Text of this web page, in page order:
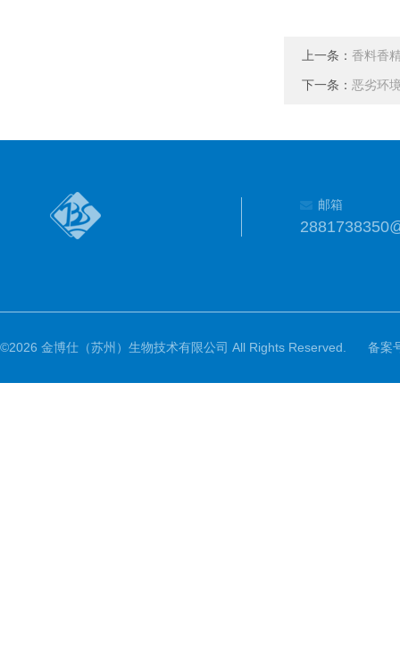
上一条： 香料香
下一条： 恶劣环
邮箱
©2026 金博仕（苏州）生物技术有限公司 All Rights Reserved. 备案